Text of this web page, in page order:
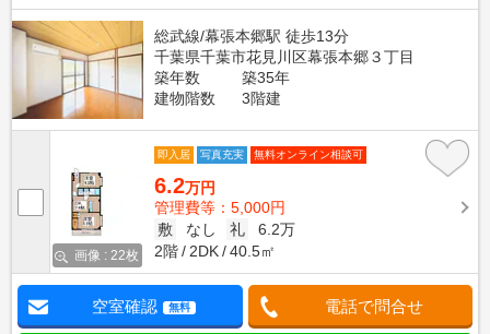
総武線/幕張本郷駅 徒歩13分
千葉県千葉市花見川区幕張本郷３丁目
築年数
築35年
建物階数
3階建
画像 : 22枚
即入居 写真充実 無料オンライン相談可
6.2万円
管理費等：5,000円
敷
なし 礼
6.2万
2階
2DK 40.5㎡
空室確認 無料 電話で問合せ